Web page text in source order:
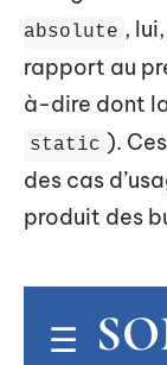
absolute ,
rapport au
à-dire dont
static ).
des cas
produit des